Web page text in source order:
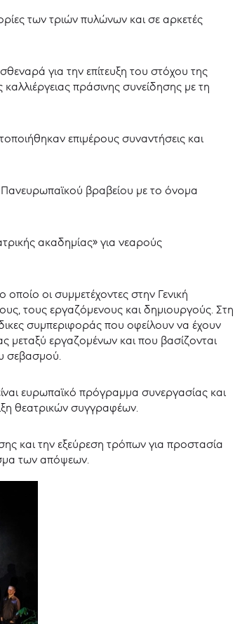
των τριών πυλώνων και σε αρκετές
για την επίτευξη του στόχου της
πράσινης συνείδησης με τη
επιμέρους συναντήσεις και
βραβείου με το όνομα
ακαδημίας» για νεαρούς
οι συμμετέχοντες στην Γενική
τους εργαζόμενους και δημιουργούς. Στη
συμπεριφοράς που οφείλουν να έχουν
μεταξύ εργαζομένων και που βασίζονται
σεβασμού.
ευρωπαϊκό πρόγραμμα συνεργασίας και
θεατρικών συγγραφέων.
και την εξεύρεση τρόπων για προστασία
των απόψεων.